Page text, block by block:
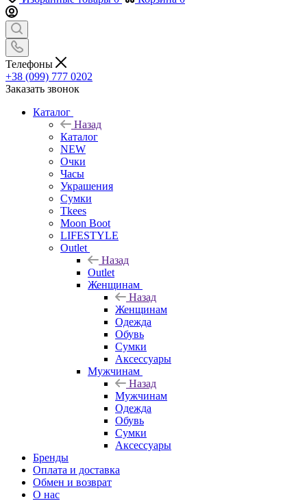
Телефоны
+38 (099) 777 0202
Заказать звонок
Каталог
Назад
Каталог
NEW
Очки
Часы
Украшения
Сумки
Tkees
Moon Boot
LIFESTYLE
Outlet
Назад
Outlet
Женщинам
Назад
Женщинам
Одежда
Обувь
Сумки
Аксессуары
Мужчинам
Назад
Мужчинам
Одежда
Обувь
Сумки
Аксессуары
Бренды
Оплата и доставка
Обмен и возврат
О нас